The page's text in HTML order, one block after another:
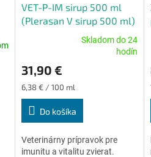
VET-P-IM sirup 500 ml
(Plerasan V sirup 500 ml)
produktu
4,6
Skladom do 24
hodín
31,90 €
Jednotková
cena:
6,38 € / 100 ml
Do košíka
Veterinárny prípravok pre
imunitu a vitalitu zvierat.